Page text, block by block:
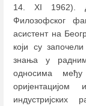
14. XI 1962).
Филозофског
асистент на
који су
знања у
односима
оријентацијом